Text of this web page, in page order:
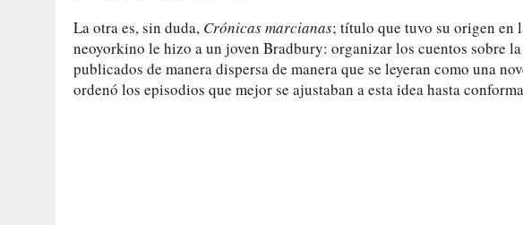
La otra es, sin duda, Crónicas marcianas; título que tuvo su origen en
neoyorkino le hizo a un joven Bradbury: organizar los cuentos sobre
publicados de manera dispersa de manera que se leyeran como una
ordenó los episodios que mejor se ajustaban a esta idea hasta